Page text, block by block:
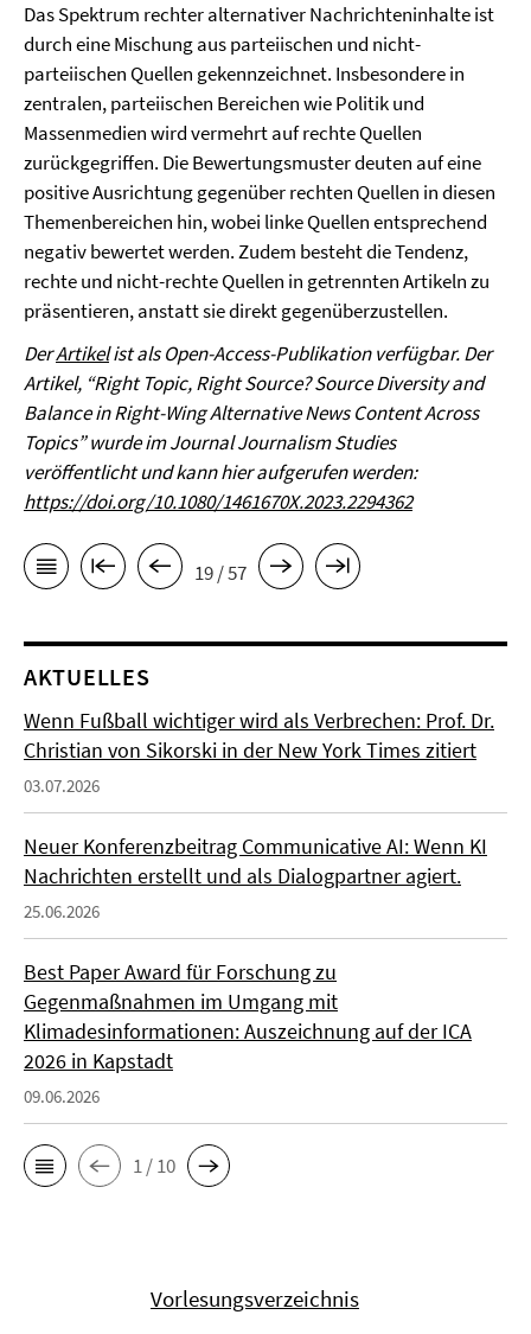
Das Spektrum rechter alternativer Nachrichteninhalte ist
durch eine Mischung aus parteiischen und nicht-
parteiischen Quellen gekennzeichnet. Insbesondere in
zentralen, parteiischen Bereichen wie Politik und
Massenmedien wird vermehrt auf rechte Quellen
zurückgegriffen. Die Bewertungsmuster deuten auf eine
positive Ausrichtung gegenüber rechten Quellen in diesen
Themenbereichen hin, wobei linke Quellen entsprechend
negativ bewertet werden. Zudem besteht die Tendenz,
rechte und nicht-rechte Quellen in getrennten Artikeln zu
präsentieren, anstatt sie direkt gegenüberzustellen.
DerArtikelist als Open-Access-Publikation verfügbar.Der
Artikel, “Right Topic, Right Source? Source Diversity and
Balance in Right-Wing Alternative News Content Across
Topics” wurde im Journal Journalism Studies
veröffentlicht und kann hier aufgerufen werden:
https://doi.org/10.1080/1461670X.2023.2294362
19 / 57
AKTUELLES
Wenn Fußball wichtiger wird als Verbrechen: Prof. Dr.
Christian von Sikorski in der New York Times zitiert
03.07.2026
Neuer Konferenzbeitrag Communicative AI: Wenn KI
Nachrichten erstellt und als Dialogpartner agiert.
25.06.2026
Best Paper Award für Forschung zu
Gegenmaßnahmen im Umgang mit
Klimadesinformationen: Auszeichnung auf der ICA
2026 in Kapstadt
09.06.2026
1 / 10
Vorlesungsverzeichnis